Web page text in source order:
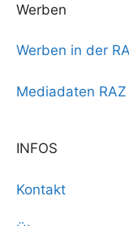
Werben
Werben in der
Mediadaten RAZ
INFOS
Kontakt